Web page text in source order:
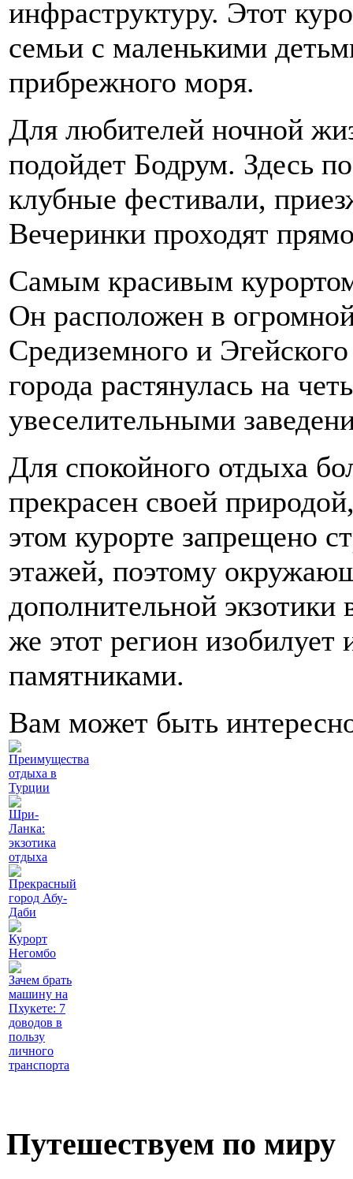
инфраструктуру. Этот
семьи с маленькими
прибрежного моря.
Для любителей ночной
подойдет Бодрум. Здесь
клубные фестивали,
Вечеринки проходят
Самым красивым
Он расположен в
Средиземного и
города растянулась на
увеселительными
Для спокойного отдыха
прекрасен своей
этом курорте запрещено
этажей, поэтому
дополнительной
же этот регион
памятниками.
Вам может быть
Преимущества
отдыха в
Турции
Шри-
Ланка:
экзотика
отдыха
Прекрасный
город Абу-
Даби
Курорт
Негомбо
Зачем брать
машину на
Пхукете: 7
доводов в
пользу
личного
транспорта
Путешествуем по миру